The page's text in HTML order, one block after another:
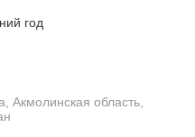
год
Акмолинская область,